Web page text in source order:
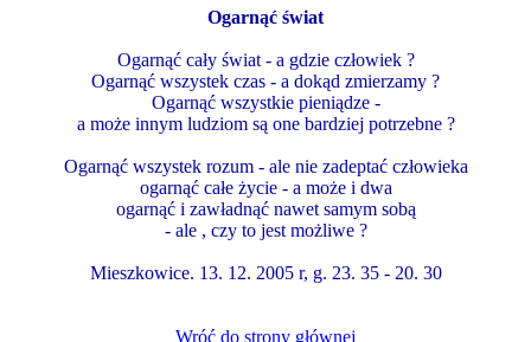
Ogarnąć świat
Ogarnąć cały świat - a gdzie człowiek ?
Ogarnąć wszystek czas - a dokąd zmierzamy ?
Ogarnąć wszystkie pieniądze -
a może innym ludziom są one bardziej potrzebne ?
Ogarnąć wszystek rozum - ale nie zadeptać człowieka
ogarnąć całe życie - a może i dwa
ogarnąć i zawładnąć nawet samym sobą
- ale , czy to jest możliwe ?
Mieszkowice. 13. 12. 2005 r, g. 23. 35 - 20. 30
Wróć do strony głównej